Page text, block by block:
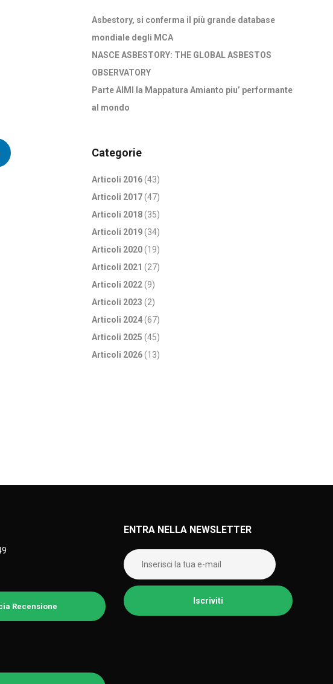
Asbestory, si conferma il più grande database
mondiale degli MCA
NASCE ASBESTORY: THE GLOBAL ASBESTOS
OBSERVATORY
Parte AIMI la Mappatura Amianto piu’ performante
al mondo
Categorie
Articoli 2016(43)
Articoli 2017(47)
Articoli 2018(35)
Articoli 2019(34)
Articoli 2020(19)
Articoli 2021 (27)
Articoli 2022(9)
Articoli 2023 (2)
Articoli 2024(67)
Articoli 2025 (45)
Articoli 2026(13)
Recensione
ENTRA NELLA NEWSLETTER